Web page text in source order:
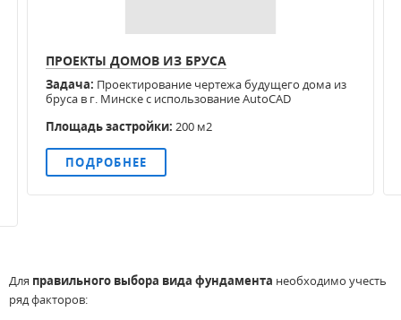
ПРОЕКТЫ ДОМОВ ИЗ БРУСА
Задача: Проектирование чертежа будущего дома из
бруса в г. Минске с использование AutoCAD
Площадь застройки: 200 м2
ПОДРОБНЕЕ
Для правильного выбора вида фундамента необходимо учесть
ряд факторов: